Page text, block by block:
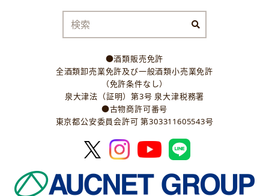
●酒類販売免許
全酒類卸売業免許及び一般酒類小売業免許
（免許条件なし）
泉大津法（証明）第3号 泉大津税務署
●古物商許可番号
東京都公安委員会許可 第303311605543号